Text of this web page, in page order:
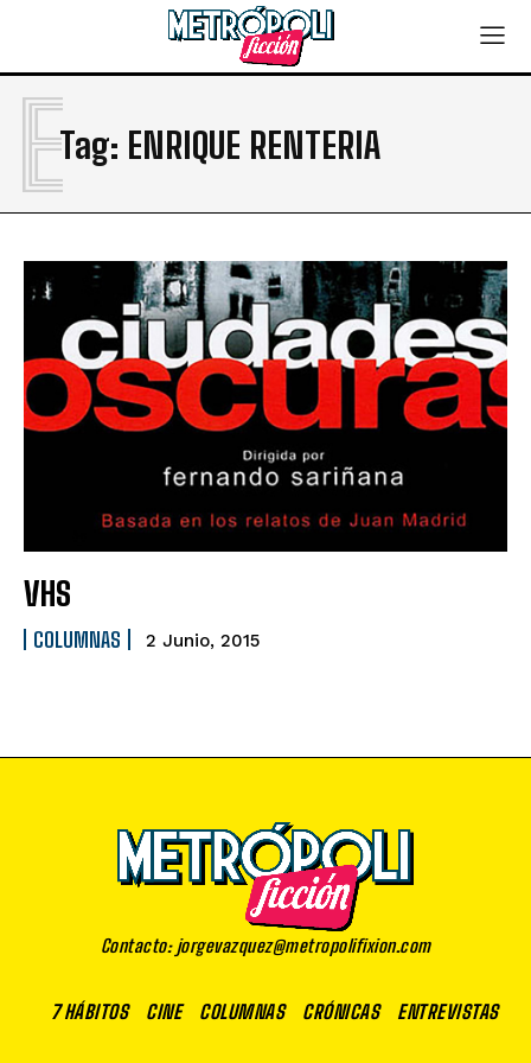
Tag: ENRIQUE RENTERIA
E
VHS
COLUMNAS 2 Junio, 2015
Contacto: jorgevazquez@metropolifixion.com
7 HÁBITOS CINE COLUMNAS CRÓNICAS ENTREVISTAS